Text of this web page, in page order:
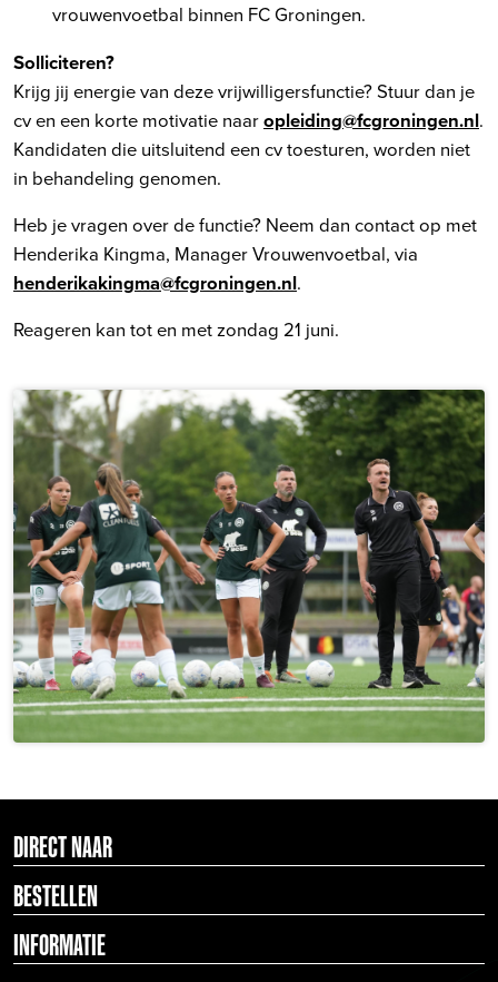
vrouwenvoetbal binnen FC Groningen.
Solliciteren?
Krijg jij energie van deze vrijwilligersfunctie? Stuur dan je
cv en een korte motivatie naaropleiding@fcgroningen.nl.
Kandidaten die uitsluitend een cv toesturen, worden niet
in behandeling genomen.
Heb je vragen over de functie? Neem dan contact op met
Henderika Kingma, Manager Vrouwenvoetbal, via
henderikakingma@fcgroningen.nl.
Reageren kan tot en met zondag 21 juni.
DIRECT NAAR
BESTELLEN
INFORMATIE